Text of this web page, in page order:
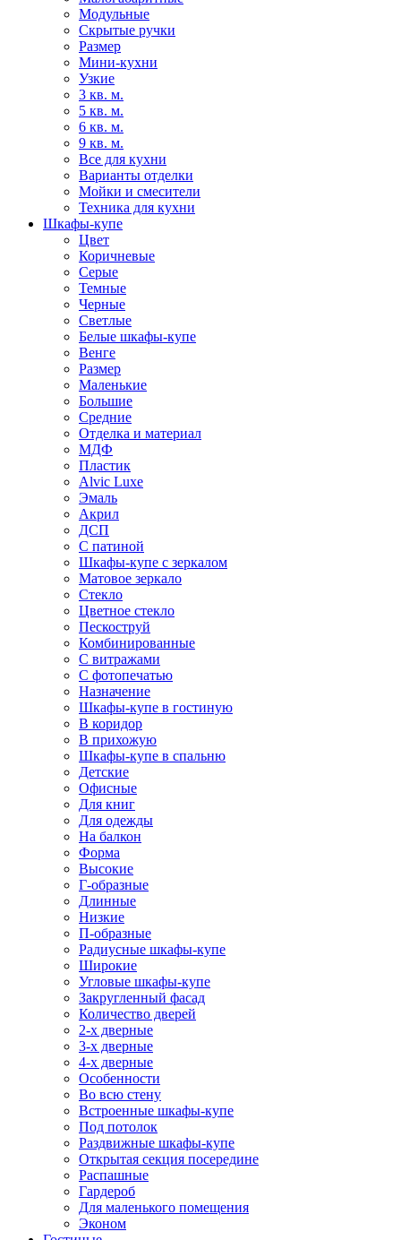
Модульные
Скрытые ручки
Размер
Мини-кухни
Узкие
3 кв. м.
5 кв. м.
6 кв. м.
9 кв. м.
Все для кухни
Варианты отделки
Мойки и смесители
Техника для кухни
Шкафы-купе
Цвет
Коричневые
Серые
Темные
Черные
Светлые
Белые шкафы-купе
Венге
Размер
Маленькие
Большие
Средние
Отделка и материал
МДФ
Пластик
Alvic Luxe
Эмаль
Акрил
ДСП
С патиной
Шкафы-купе с зеркалом
Матовое зеркало
Стекло
Цветное стекло
Пескоструй
Комбинированные
С витражами
С фотопечатью
Назначение
Шкафы-купе в гостиную
В коридор
В прихожую
Шкафы-купе в спальню
Детские
Офисные
Для книг
Для одежды
На балкон
Форма
Высокие
Г-образные
Длинные
Низкие
П-образные
Радиусные шкафы-купе
Широкие
Угловые шкафы-купе
Закругленный фасад
Количество дверей
2-х дверные
3-х дверные
4-х дверные
Особенности
Во всю стену
Встроенные шкафы-купе
Под потолок
Раздвижные шкафы-купе
Открытая секция посередине
Распашные
Гардероб
Для маленького помещения
Эконом